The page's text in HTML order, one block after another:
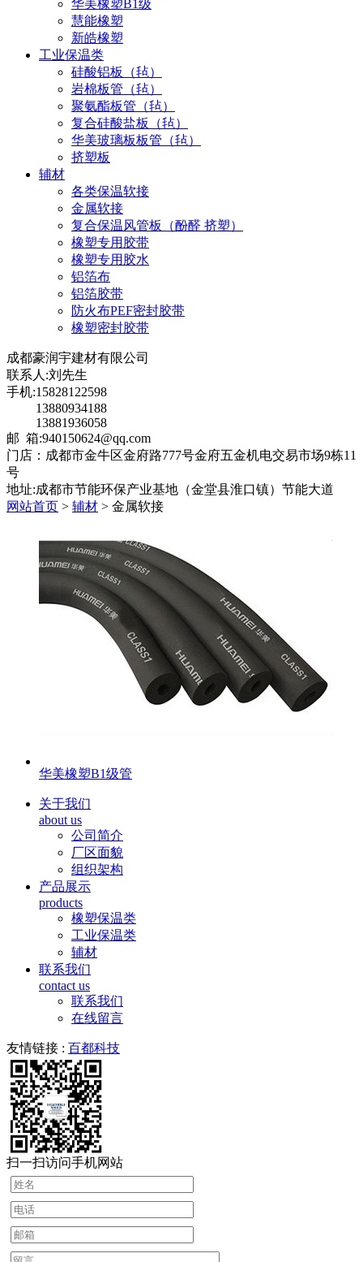
华美橡塑B1级
慧能橡塑
新皓橡塑
工业保温类
硅酸铝板（毡）
岩棉板管（毡）
聚氨酯板管（毡）
复合硅酸盐板（毡）
华美玻璃板板管（毡）
挤塑板
辅材
各类保温软接
金属软接
复合保温风管板（酚醛 挤塑）
橡塑专用胶带
橡塑专用胶水
铝箔布
铝箔胶带
防火布PEF密封胶带
橡塑密封胶带
成都豪润宇建材有限公司
联系人:刘先生
手机:15828122598
13880934188
13881936058
邮 箱:940150624@qq.com
门店：成都市金牛区金府路777号金府五金机电交易市场9栋11
号
地址:成都市节能环保产业基地（金堂县淮口镇）节能大道
网站首页 > 辅材 > 金属软接
华美橡塑B1级管
关于我们
about us
公司简介
厂区面貌
组织架构
产品展示
products
橡塑保温类
工业保温类
辅材
联系我们
contact us
联系我们
在线留言
友情链接 : 百都科技
扫一扫访问手机网站